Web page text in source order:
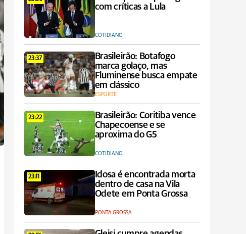
com críticas a Lula
COTIDIANO
23:37
Brasileirão: Botafogo
marca golaço, mas
Fluminense busca empate
em clássico
ESPORTE
23:22
Brasileirão: Coritiba vence
Chapecoense e se
aproxima do G5
COTIDIANO
23:11
Idosa é encontrada morta
dentro de casa na Vila
Odete em Ponta Grossa
PONTA GROSSA